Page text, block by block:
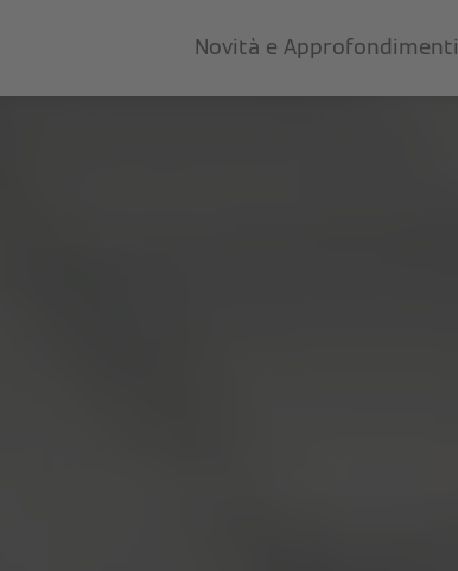
Novità e Approfondimenti